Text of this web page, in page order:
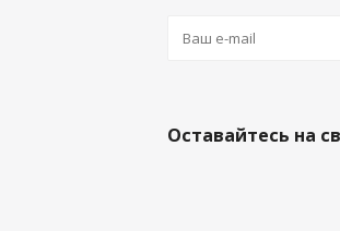
Оставайтесь на